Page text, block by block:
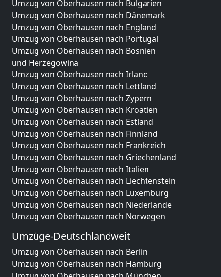
Umzug von Oberhausen nach Bulgarien
Umzug von Oberhausen nach Dänemark
Umzug von Oberhausen nach England
Umzug von Oberhausen nach Portugal
Umzug von Oberhausen nach Bosnien
und Herzegowina
Umzug von Oberhausen nach Irland
Umzug von Oberhausen nach Lettland
Umzug von Oberhausen nach Zypern
Umzug von Oberhausen nach Kroatien
Umzug von Oberhausen nach Estland
Umzug von Oberhausen nach Finnland
Umzug von Oberhausen nach Frankreich
Umzug von Oberhausen nach Griechenland
Umzug von Oberhausen nach Italien
Umzug von Oberhausen nach Liechtenstein
Umzug von Oberhausen nach Luxemburg
Umzug von Oberhausen nach Niederlande
Umzug von Oberhausen nach Norwegen
Umzüge-Deutschlandweit
Umzug von Oberhausen nach Berlin
Umzug von Oberhausen nach Hamburg